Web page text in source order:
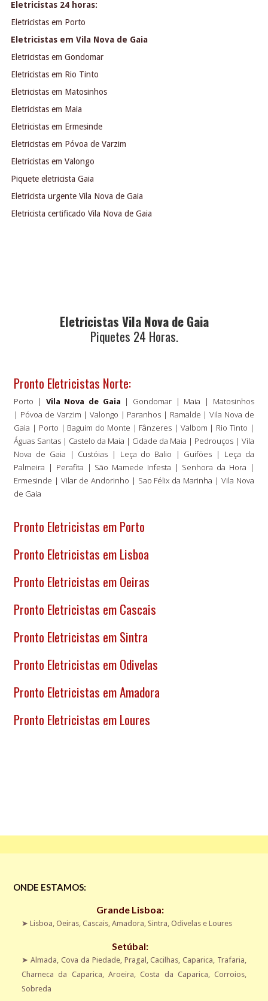
Eletricistas 24 horas:
Eletricistas em Porto
Eletricistas em Vila Nova de Gaia
Eletricistas em Gondomar
Eletricistas em Rio Tinto
Eletricistas em Matosinhos
Eletricistas em Maia
Eletricistas em Ermesinde
Eletricistas em Póvoa de Varzim
Eletricistas em Valongo
Piquete eletricista Gaia
Eletricista urgente Vila Nova de Gaia
Eletricista certificado Vila Nova de Gaia
Eletricistas Vila Nova de Gaia
Piquetes 24 Horas.
Pronto Eletricistas Norte:
Porto | Vila Nova de Gaia | Gondomar | Maia | Matosinhos
| Póvoa de Varzim | Valongo | Paranhos | Ramalde | Vila Nova de
Gaia | Porto | Baguim do Monte | Fânzeres | Valbom | Rio Tinto |
Águas Santas | Castelo da Maia | Cidade da Maia | Pedrouços | Vila
Nova de Gaia | Custóias | Leça do Balio | Guifões | Leça da
Palmeira | Perafita | São Mamede Infesta | Senhora da Hora |
Ermesinde | Vilar de Andorinho | Sao Félix da Marinha | Vila Nova
de Gaia
Pronto Eletricistas em Porto
Pronto Eletricistas em Lisboa
Pronto Eletricistas em Oeiras
Pronto Eletricistas em Cascais
Pronto Eletricistas em Sintra
Pronto Eletricistas em Odivelas
Pronto Eletricistas em Amadora
Pronto Eletricistas em Loures
ONDE ESTAMOS:
Grande Lisboa:
➤ Lisboa Oeiras Cascais Amadora Sintra Odivelas e Loures
Setúbal:
➤ Almada , Cova da Piedade, Pragal, Cacilhas, Caparica, Trafaria,
Charneca da Caparica, Aroeira, Costa da Caparica, Corroios,
Sobreda